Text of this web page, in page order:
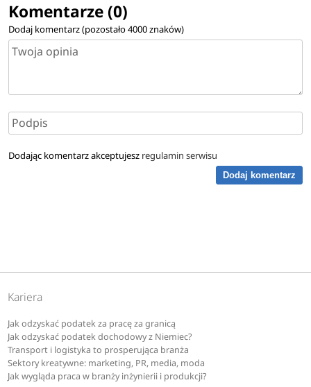
Komentarze (0)
Dodaj komentarz (pozostało4000znaków)
Dodając komentarz akceptujesz regulamin serwisu
Dodaj komentarz
Kariera
Jak odzyskać podatek za pracę za granicą
Jak odzyskać podatek dochodowy z Niemiec?
Transport i logistyka to prosperująca branża
Sektory kreatywne: marketing, PR, media, moda
Jak wygląda praca w branży inżynierii i produkcji?